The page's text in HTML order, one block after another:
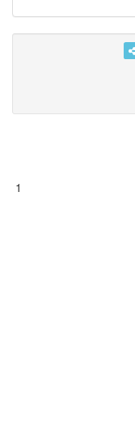
1